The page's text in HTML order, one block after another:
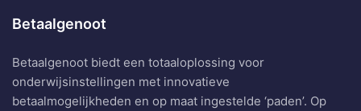
Betaalgenoot
Betaalgenoot biedt een totaaloplossing voor
onderwijsinstellingen met innovatieve
betaalmogelijkheden en op maat ingestelde ‘paden’. Op